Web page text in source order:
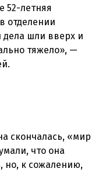
52-летняя
отделении
шли вверх и
тяжело», —
скончалась, «мир
что она
но, к сожалению,